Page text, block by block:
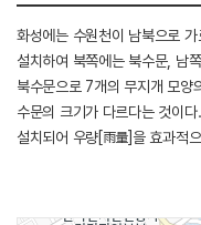
화성에는 수원천이 남북으로
설치하여 북쪽에는 북수문, 남
북수문으로 7개의 무지개 모양
수문의 크기가 다르다는 것이
설치되어 우량[雨量]을 효과적
◎ 한류의 매력을 만나는 여행